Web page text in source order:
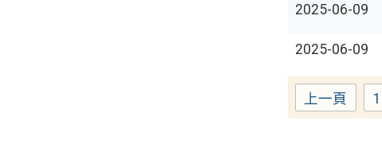
2025-06-09
2025-06-09
上一頁 1